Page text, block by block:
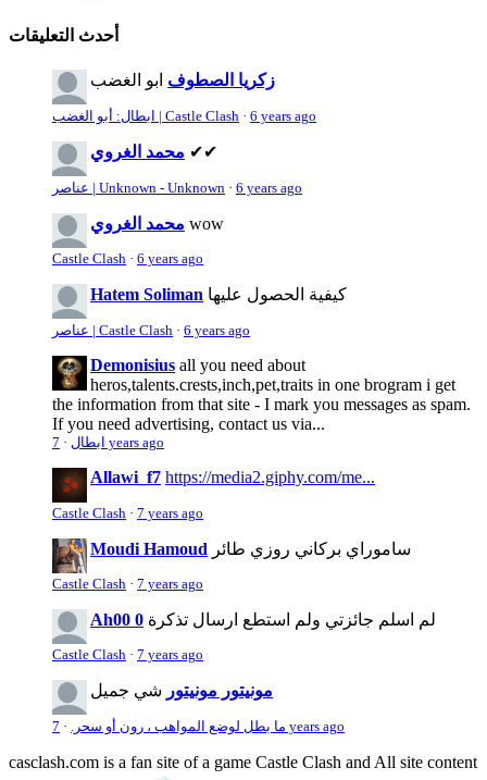
أحدث التعليقات
زكريا الصطوف ابو الغضب
ابطال: أبو الغضب | Castle Clash · 6 years ago
محمد الغروي ✔✔
عناصر | Unknown - Unknown · 6 years ago
محمد الغروي wow
Castle Clash · 6 years ago
Hatem Soliman كيفية الحصول عليها
عناصر | Castle Clash · 6 years ago
Demonisius all you need about
heros,talents.crests,inch,pet,traits in one brogram i get
the information from that site - I mark you messages as spam.
If you need advertising, contact us via...
ابطال · 7 years ago
Allawi_f7 https://media2.giphy.com/me...
Castle Clash · 7 years ago
Moudi Hamoud ساموراي بركاني روزي طائر
Castle Clash · 7 years ago
Ah00 0 لم اسلم جائزتي ولم استطع ارسال تذكرة
Castle Clash · 7 years ago
مونيتور مونيتور شي جميل
ما بطل لوضع المواهب ، رون أو سحر. · 7 years ago
casclash.com is a fan site of a game Castle Clash and All site content